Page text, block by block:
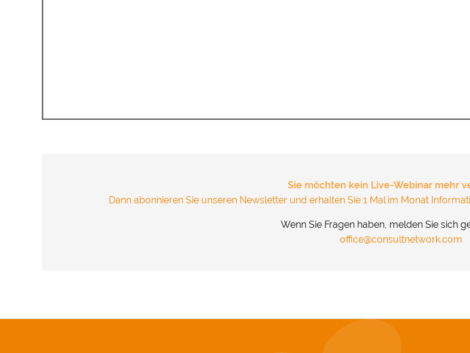
Sie möchten kein Live-Webinar mehr
Dann abonnieren Sie unseren Newsletter und erhalten Sie 1 Mal im Monat
Wenn Sie Fragen haben, melden Sie sich
office@consultnetwork.com
Mit Ihrer Zustimmung möchten wir Google Analytics
übertragen und Cookies gesetzt. Über Ihre Zustimmung